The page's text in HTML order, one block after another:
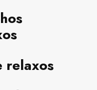
relaxos